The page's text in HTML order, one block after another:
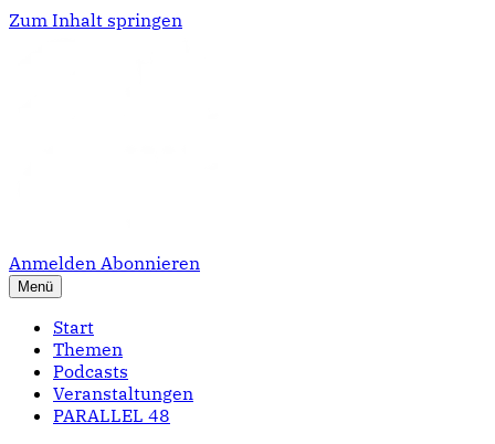
Zum Inhalt springen
Anmelden Abonnieren
Menü
Start
Themen
Podcasts
Veranstaltungen
PARALLEL 48